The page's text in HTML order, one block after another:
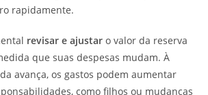
rapidamente.
revisar e ajustar o valor da reserva
que suas despesas mudam. À
avança, os gastos podem aumentar
como filhos ou mudanças